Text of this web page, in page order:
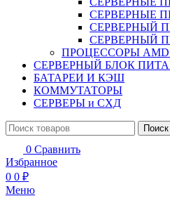
СЕРВЕРНЫЕ
СЕРВЕРНЫЙ
СЕРВЕРНЫЙ
ПРОЦЕССОРЫ AMD
СЕРВЕРНЫЙ БЛОК
БАТАРЕИ И КЭШ
КОММУТАТОРЫ
СЕРВЕРЫ и СХД
Поиск
0 Сравнить
Избранное
0 0 ₽
Меню